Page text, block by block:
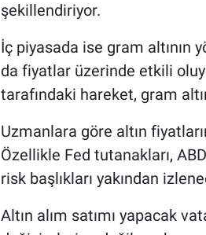
şekillendiriyor.
İç piyasada ise gram altının
da fiyatlar üzerinde etkili
tarafındaki hareket, gram
Uzmanlara göre altın
Özellikle Fed tutanakları,
risk başlıkları yakından
Altın alım satımı yapacak